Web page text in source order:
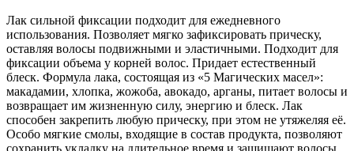
Лак сильной фиксации подходит для ежедневного
использования. Позволяет мягко зафиксировать прическу,
оставляя волосы подвижными и эластичными. Подходит для
фиксации объема у корней волос. Придает естественный
блеск. Формула лака, состоящая из «5 Магических масел»:
макадамии, хлопка, жожоба, авокадо, арганы, питает волосы и
возвращает им жизненную силу, энергию и блеск. Лак
способен закрепить любую прическу, при этом не утяжеляя её.
Особо мягкие смолы, входящие в состав продукта, позволяют